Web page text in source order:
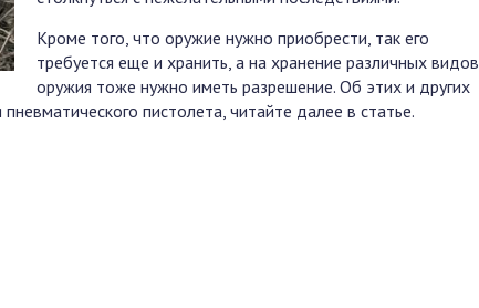
Кроме того, что оружие нужно приобрести, так его
требуется еще и хранить, а на хранение различных видов
оружия тоже нужно иметь разрешение. Об этих и других
пистолета, читайте далее в статье.